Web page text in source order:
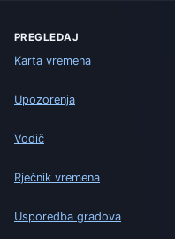
PREGLEDAJ
Karta vremena
Upozorenja
Vodič
Rječnik vremena
Usporedba gradova